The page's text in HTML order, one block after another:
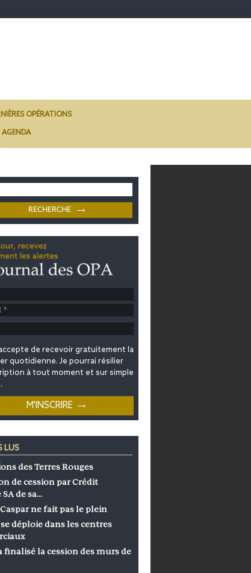
OPÉRATIONS
AGENDA
de recevoir gratuitement la
quotidienne. Je pourrai résilier
à tout moment et sur simple
LUS
des Terres Rouges
de cession par Crédit
de sa…
ne fait pas le plein
déploie dans les centres
finalisé la cession des murs de